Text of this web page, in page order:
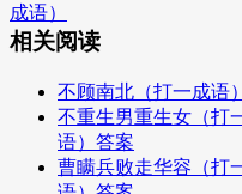
成语）
相关阅读
不顾南北（打一成语
不重生男重生女（打
语）答案
曹瞒兵败走华容（打